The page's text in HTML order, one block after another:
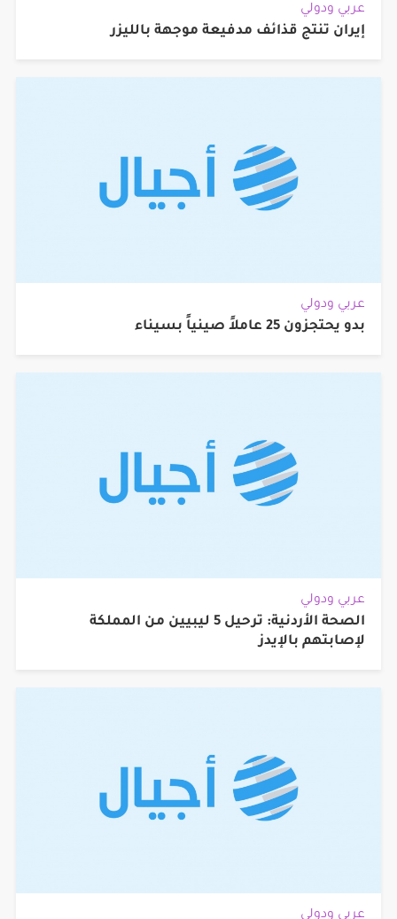
عربي ودولي
إيران تنتج قذائف مدفيعة موجهة بالليزر
عربي ودولي
بدو يحتجزون 25 عاملاً صينياً بسيناء
عربي ودولي
الصحة الأردنية: ترحيل 5 ليبيين من المملكة
لإصابتهم بالإيدز
عربي ودولي